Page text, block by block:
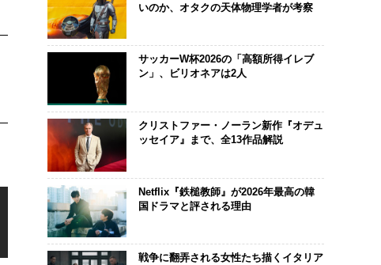
いのか、オタクの天体物理学者が考察
サッカーW杯2026の「高額所得イレブ
ン」、ビリオネアは2人
クリストファー・ノーラン新作『オデュ
ッセイア』まで、全13作品解説
Netflix『鉄槌教師』が2026年最高の韓
国ドラマと評される理由
戦争に翻弄される女性たち描くイタリア